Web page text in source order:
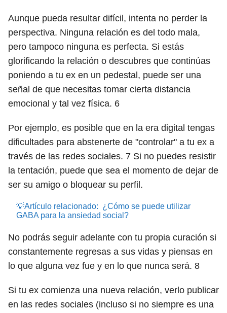
Aunque pueda resultar difícil, intenta no perder la
perspectiva. Ninguna relación es del todo mala,
pero tampoco ninguna es perfecta. Si estás
glorificando la relación o descubres que continúas
poniendo a tu ex en un pedestal, puede ser una
señal de que necesitas tomar cierta distancia
emocional y tal vez física. 6
Por ejemplo, es posible que en la era digital tengas
dificultades para abstenerte de "controlar" a tu ex a
través de las redes sociales. 7 Si no puedes resistir
la tentación, puede que sea el momento de dejar de
ser su amigo o bloquear su perfil.
💡Artículo relacionado: ¿Cómo se puede utilizar
GABA para la ansiedad social?
No podrás seguir adelante con tu propia curación si
constantemente regresas a sus vidas y piensas en
lo que alguna vez fue y en lo que nunca será. 8
Si tu ex comienza una nueva relación, verlo publicar
en las redes sociales (incluso si no siempre es una